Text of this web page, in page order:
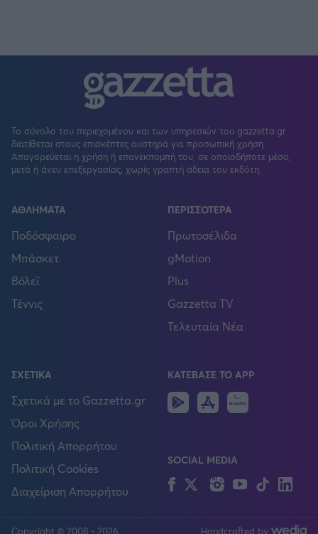
Το σύνολο του περιεχομένου και των υπηρεσιών του gazzetta.gr
διατίθεται στους επισκέπτες αυστηρά για προσωπική χρήση.
Απαγορεύεται η χρήση ή επανεκπομπή του, σε οποιοδήποτε μέσο,
μετά ή άνευ επεξεργασίας, χωρίς γραπτή άδεια του εκδότη.
ΑΘΛΗΜΑΤΑ
Ποδόσφαιρο
Μπάσκετ
Βόλεϊ
Τέννις
ΠΕΡΙΣΣΟΤΕΡΑ
Πρωτοσέλιδα
gMotion
Plus
Gazzetta TV
Τελευταία Νέα
ΣΧΕΤΙΚΑ
Σχετικά με το Gazzetta.gr
Όροι Χρήσης
Πολιτική Απορρήτου
Πολιτική Cookies
Διαχείριση Απορρήτου
ΚΑΤΕΒΑΣΕ ΤΟ APP
Android
IOS
SOCIAL MEDIA
FacebookTwitterInstagram
YouTubeTikTok
Copyright © 2008 - 2026 Handcrafted by